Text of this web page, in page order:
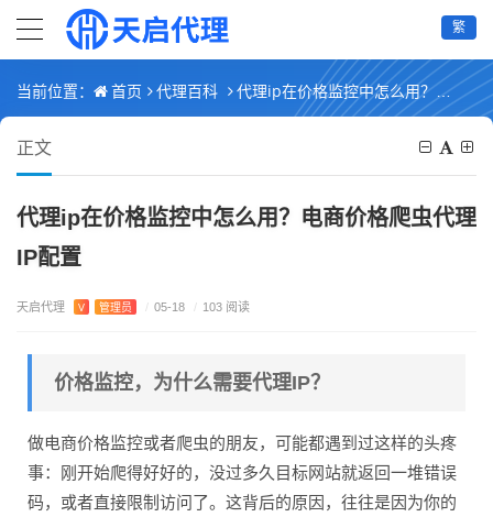
繁
当前位置： 首页 代理百科 代理ip在价格监控中怎么用？电商价格爬虫代理IP配置
正文
代理ip在价格监控中怎么用？电商价格爬虫代理
IP配置
天启代理 V 管理员 / 05-18 / 103 阅读
价格监控，为什么需要代理IP？
做电商价格监控或者爬虫的朋友，可能都遇到过这样的头疼
事：刚开始爬得好好的，没过多久目标网站就返回一堆错误
码，或者直接限制访问了。这背后的原因，往往是因为你的